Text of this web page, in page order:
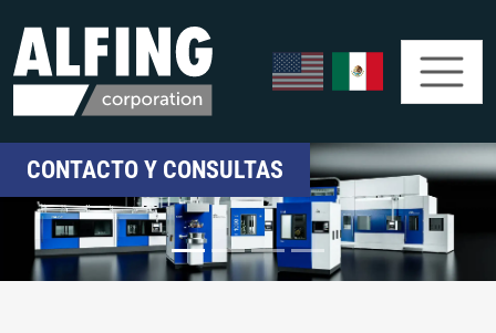
CONTACTO Y CONSULTAS